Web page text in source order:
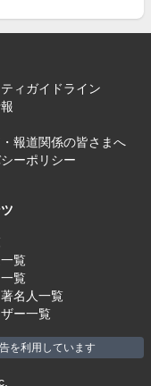
ィガイドライン
・報道関係の皆さまへ
ーポリシー
覧
覧
名人一覧
ー一覧
を利用しています